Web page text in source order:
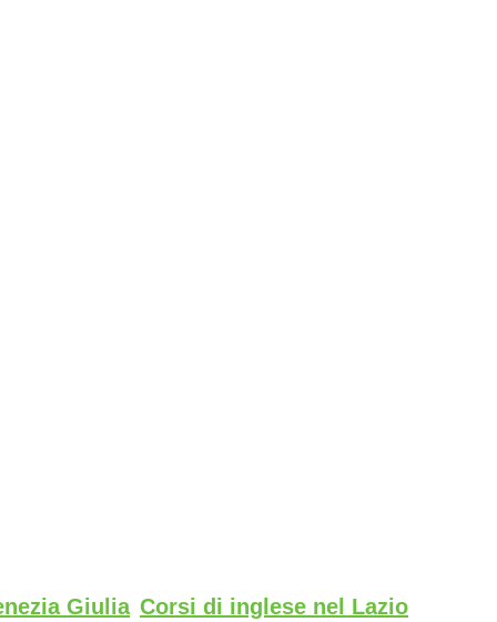
Giulia Corsi di inglese nel Lazio